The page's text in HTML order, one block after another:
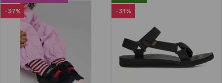
-37% -31%